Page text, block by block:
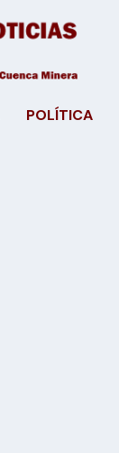
POLÍTICA